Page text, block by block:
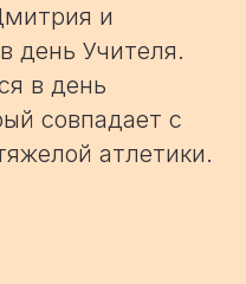
и
день Учителя.
в день
совпадает с
атлетики.